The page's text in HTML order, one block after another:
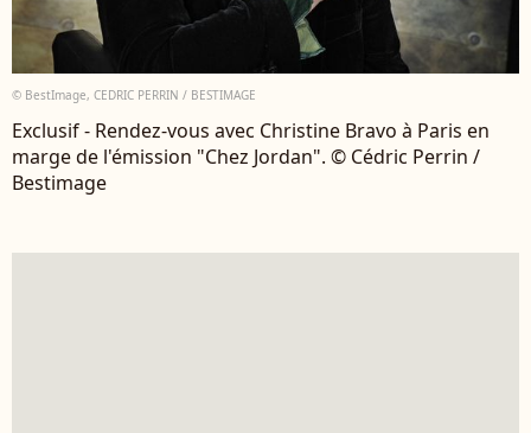
© BestImage, CEDRIC PERRIN / BESTIMAGE
Exclusif - Rendez-vous avec Christine Bravo à Paris en
marge de l'émission "Chez Jordan". © Cédric Perrin /
Bestimage